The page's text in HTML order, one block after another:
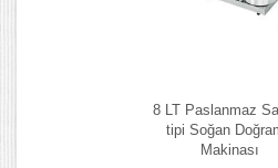
8 LT Paslanmaz
tipi Soğan
Makinası